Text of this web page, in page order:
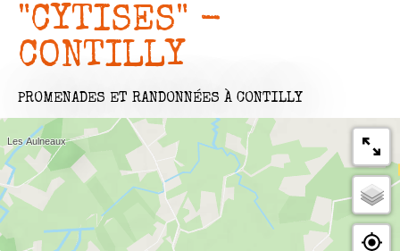
"CYTISES" -
CONTILLY
PROMENADES ET RANDONNÉES À CONTILLY